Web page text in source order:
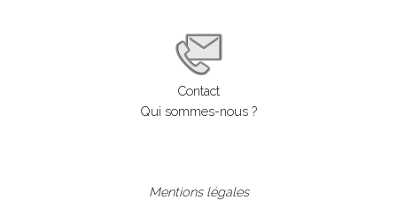
Contact
Qui sommes-nous ?
Mentions légales